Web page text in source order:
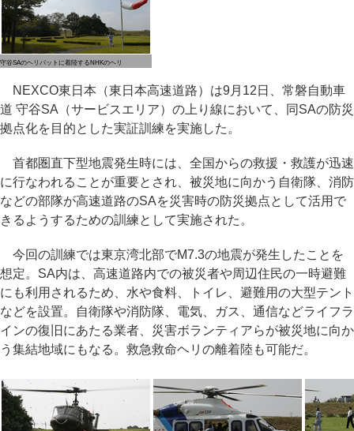
守谷SAのヘリパットに着陸するNHKのヘリ
NEXCO東日本（東日本高速道路）は9月12日、常磐自動車
道 守谷SA（サービスエリア）の上り線において、同SAの防災
拠点化を目的とした実証訓練を実施した。
首都圏直下型地震発生時には、全国からの救援・救護が迅速
に行なわれることが重要とされ、被災地に向かう自衛隊、消防
などの部隊が高速道路のSAを災害時の防災拠点として活用で
きるようするための訓練として実施された。
今回の訓練では東京湾北部でM7.3の地震が発生したことを
想定。SA内は、高速道路内での被災者や周辺住民の一時避難
にも利用されるため、水や食料、トイレ、避難用の大型テント
などを設置。自衛隊や消防隊、電気、ガス、通信などライフラ
インの復旧にあたる業者、災害ボランティアらが被災地に向か
う集結地域にもなる。救急救命ヘリの離着陸も可能だ。